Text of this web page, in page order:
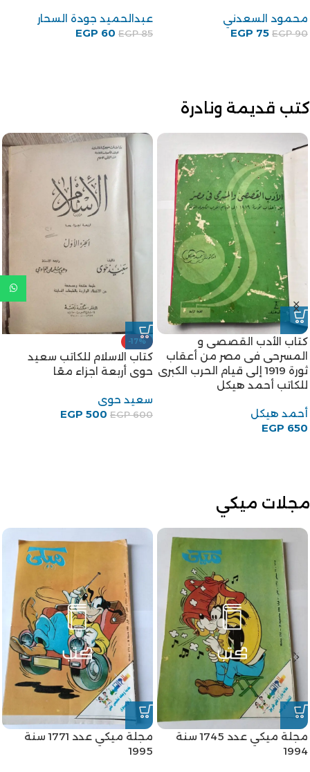
محمود السعدني
EGP90
EGP 75
عبدالحميد جودة السحار
EGP85
EGP 60
كتب قديمة ونادرة
كتاب الأدب القصصى و
المسرحى فى مصر من أعقاب
ثورة 1919 إلى قيام الحرب الكبرى
للكاتب أحمد هيكل
أحمد هيكل
EGP 650
-17%
كتاب الاسلام للكاتب سعيد
حوى أربعة اجزاء معًا
سعيد حوى
EGP600
EGP 500
مجلات ميكي
مجلة ميكي عدد 1745 سنة
1994
مجلة ميكي عدد 1771 سنة
1995